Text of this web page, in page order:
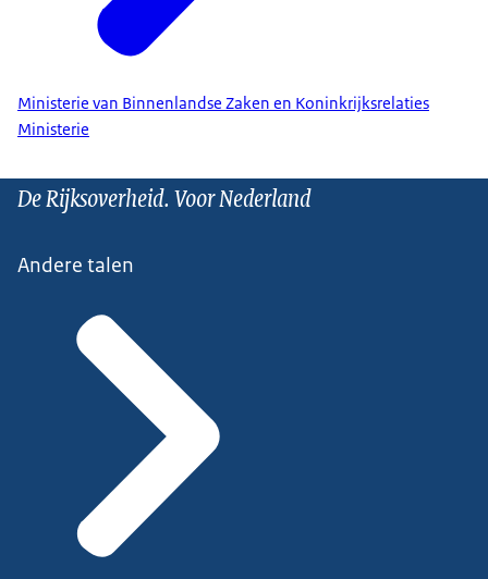
Ministerie van Binnenlandse Zaken en Koninkrijksrelaties
Ministerie
De Rijksoverheid. Voor Nederland
Andere talen